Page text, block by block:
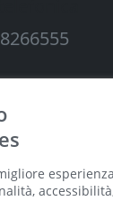
VENETA SRL